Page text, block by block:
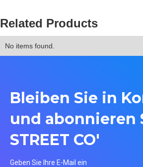
Related Products
No items found.
Bleiben Sie in
und abonnieren
STREET CO'